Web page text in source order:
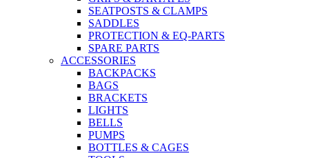
SEATPOSTS & CLAMPS
SADDLES
PROTECTION & EQ-PARTS
SPARE PARTS
ACCESSORIES
BACKPACKS
BAGS
BRACKETS
LIGHTS
BELLS
PUMPS
BOTTLES & CAGES